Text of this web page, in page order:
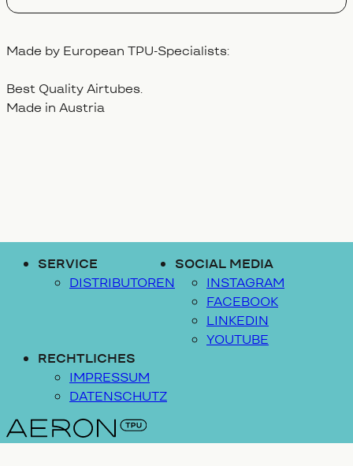
Made by European TPU-Specialists:
Best Quality Airtubes.
Made in Austria
SERVICE
DISTRIBUTOREN
SOCIAL MEDIA
INSTAGRAM
FACEBOOK
LINKEDIN
YOUTUBE
RECHTLICHES
IMPRESSUM
DATENSCHUTZ